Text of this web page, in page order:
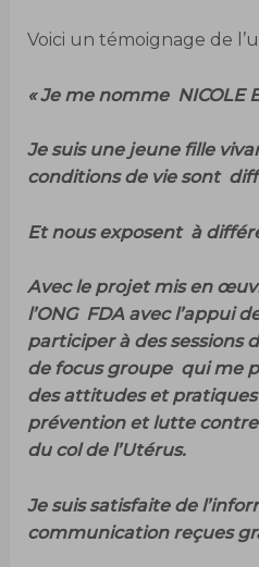
Voici un témoignage de
« Je me nomme NICOLE
Je suis une jeune fille
conditions de vie sont
Et nous exposent à
Avec le projet mis en
l’ONG FDA avec l’appui
participer à des sessions
de focus groupe qui me
des attitudes et pratiques
prévention et lutte
du col de l’Utérus.
Je suis satisfaite de
communication reçues